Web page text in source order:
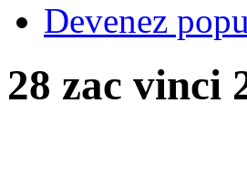
Devenez
28 zac vinci